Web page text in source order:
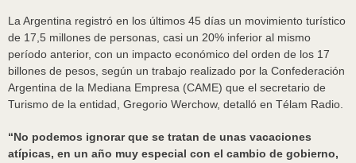
La Argentina registró en los últimos 45 días un movimiento turístico
de 17,5 millones de personas, casi un 20% inferior al mismo
período anterior, con un impacto económico del orden de los 17
billones de pesos, según un trabajo realizado por la Confederación
Argentina de la Mediana Empresa (CAME) que el secretario de
Turismo de la entidad, Gregorio Werchow, detalló en Télam Radio.
“No podemos ignorar que se tratan de unas vacaciones
atípicas, en un año muy especial con el cambio de gobierno,